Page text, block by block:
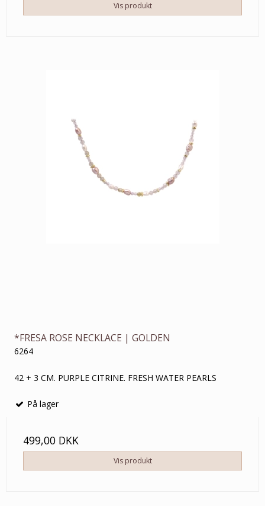
Vis produkt
*FRESA ROSE NECKLACE | GOLDEN
6264
42 + 3 CM. PURPLE CITRINE. FRESH WATER PEARLS
På lager
499,00 DKK
Vis produkt